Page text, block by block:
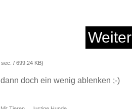
Weiter
/ 699.24 KB)
doch ein wenig ablenken ;-)